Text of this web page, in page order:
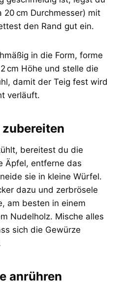
cm Durchmesser) mit
den Rand gut ein.
in die Form, forme
cm Höhe und stelle die
damit der Teig fest wird
verläuft.
bereitest du die
Äpfel, entferne das
sie in kleine Würfel.
dazu und zerbrösele
am besten in einem
Nudelholz. Mische alles
sich die Gewürze
anrühren